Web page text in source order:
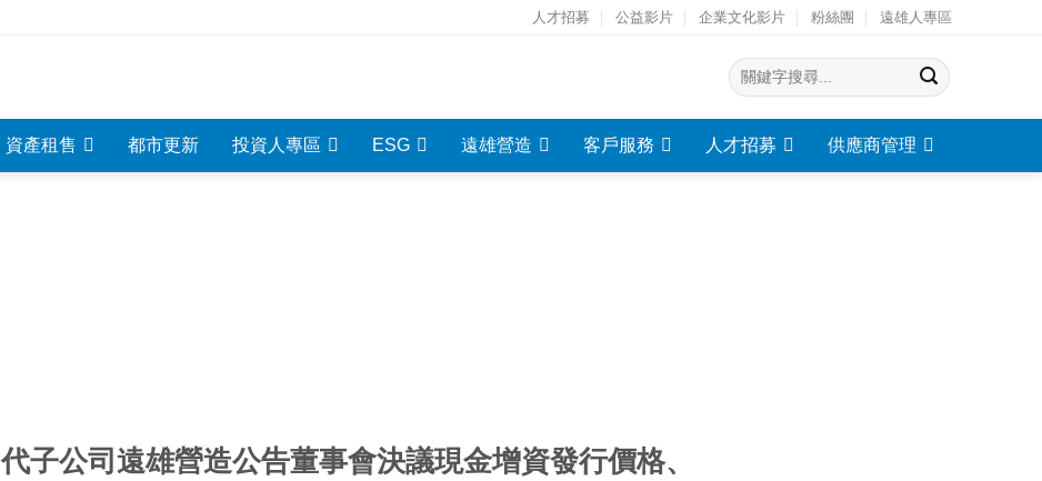
人才招募 公益影片 企業文化影片 粉絲團 遠雄人專區
資產租售 都市更新 投資人專區 ESG 遠雄營造 客戶服務 人才招募 供應商管理
代子公司遠雄營造公告董事會決議現金增資發行價格、